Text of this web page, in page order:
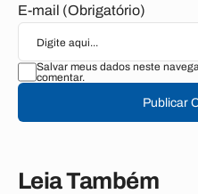
E-mail (Obrigatório)
Salvar meus dados neste
comentar.
Publicar
Leia Também